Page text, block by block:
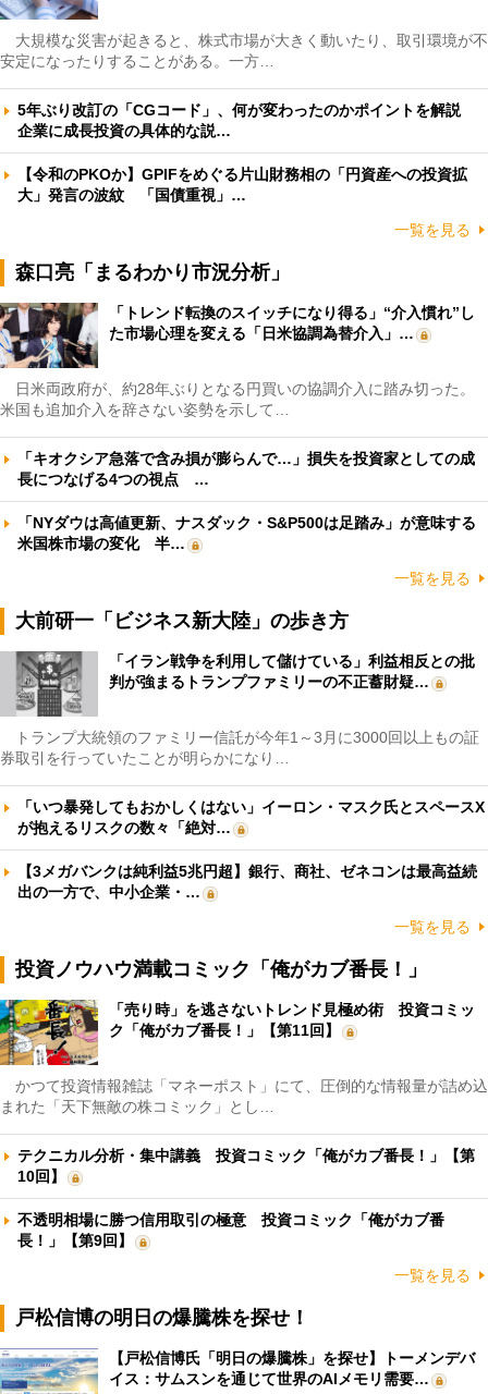
大規模な災害が起きると、株式市場が大きく動いたり、取引環境が不
安定になったりすることがある。一方…
5年ぶり改訂の「CGコード」、何が変わったのかポイントを解説
企業に成長投資の具体的な説…
【令和のPKOか】GPIFをめぐる片山財務相の「円資産への投資拡
大」発言の波紋 「国債重視」…
一覧を見る
森口亮「まるわかり市況分析」
「トレンド転換のスイッチになり得る」“介入慣れ”し
た市場心理を変える「日米協調為替介入」…
日米両政府が、約28年ぶりとなる円買いの協調介入に踏み切った。
米国も追加介入を辞さない姿勢を示して…
「キオクシア急落で含み損が膨らんで…」損失を投資家としての成
長につなげる4つの視点 …
「NYダウは高値更新、ナスダック・S&P500は足踏み」が意味する
米国株市場の変化 半…
一覧を見る
大前研一「ビジネス新大陸」の歩き方
「イラン戦争を利用して儲けている」利益相反との批
判が強まるトランプファミリーの不正蓄財疑…
トランプ大統領のファミリー信託が今年1～3月に3000回以上もの証
券取引を行っていたことが明らかになり…
「いつ暴発してもおかしくはない」イーロン・マスク氏とスペースX
が抱えるリスクの数々「絶対…
【3メガバンクは純利益5兆円超】銀行、商社、ゼネコンは最高益続
出の一方で、中小企業・…
一覧を見る
投資ノウハウ満載コミック「俺がカブ番長！」
「売り時」を逃さないトレンド見極め術 投資コミッ
ク「俺がカブ番長！」【第11回】
かつて投資情報雑誌「マネーポスト」にて、圧倒的な情報量が詰め込
まれた「天下無敵の株コミック」とし…
テクニカル分析・集中講義 投資コミック「俺がカブ番長！」【第
10回】
不透明相場に勝つ信用取引の極意 投資コミック「俺がカブ番
長！」【第9回】
一覧を見る
戸松信博の明日の爆騰株を探せ！
【戸松信博氏「明日の爆騰株」を探せ】トーメンデバ
イス：サムスンを通じて世界のAIメモリ需要…